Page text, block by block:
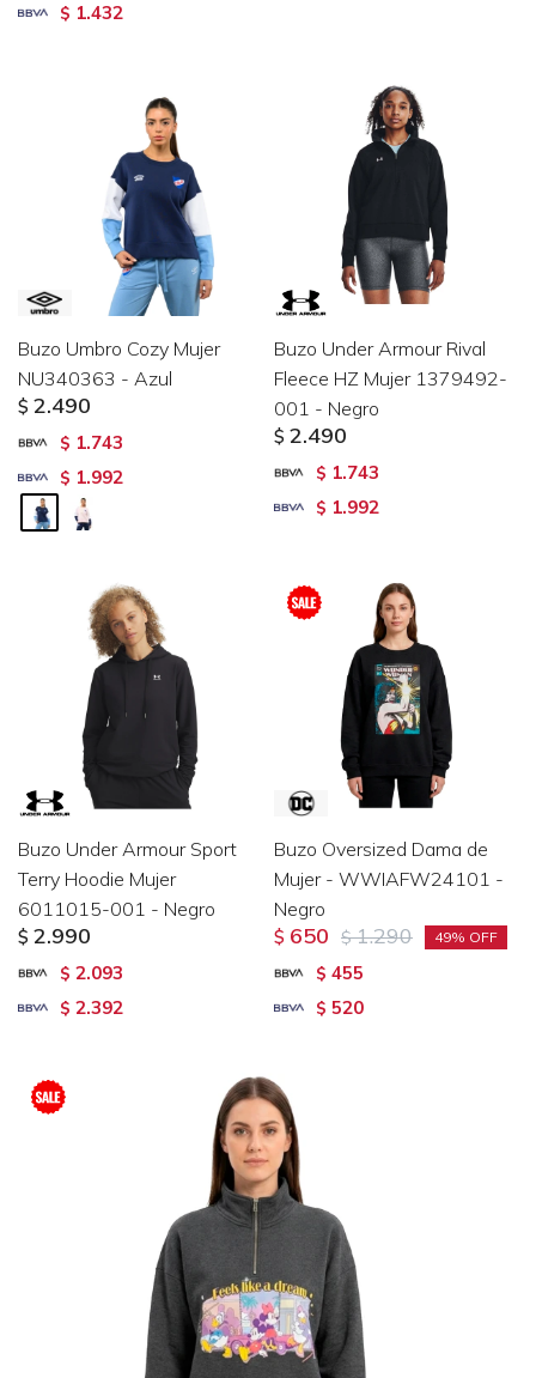
$ 1.432
Buzo Umbro Cozy Mujer
NU340363 - Azul
$ 2.490
$ 1.743
$ 1.992
Buzo Under Armour Rival
Fleece HZ Mujer 1379492-
001 - Negro
$ 2.490
$ 1.743
$ 1.992
Buzo Under Armour Sport
Terry Hoodie Mujer
6011015-001 - Negro
$ 2.990
$ 2.093
$ 2.392
Buzo Oversized Dama de
Mujer - WWIAFW24101 -
Negro
$ 650 $ 1.290 49
$ 455
$ 520